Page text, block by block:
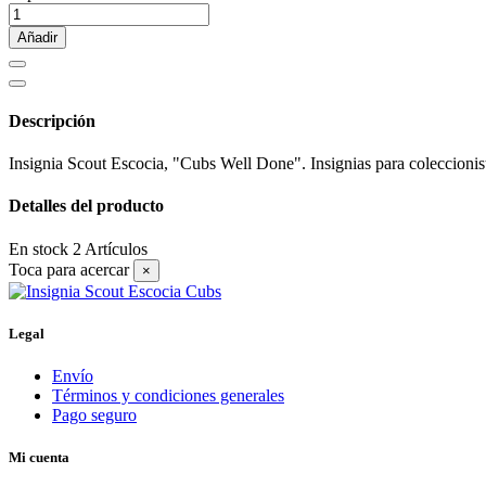
Añadir
Descripción
Insignia Scout Escocia, "Cubs Well Done". Insignias para
Detalles del producto
En stock 2 Artículos
Toca para acercar
×
Legal
Envío
Términos y condiciones generales
Pago seguro
Mi cuenta